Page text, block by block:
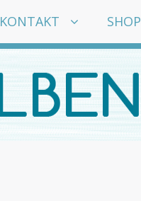
KONTAKT SHOP